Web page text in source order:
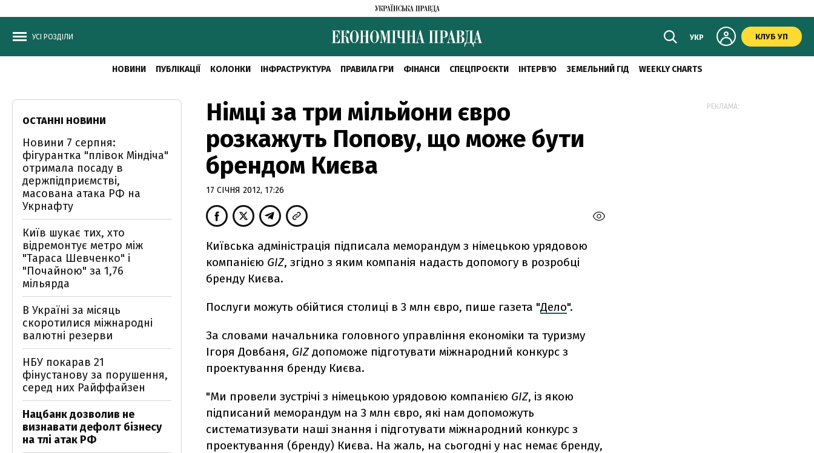
УСІ РОЗДІЛИ УКР КЛУБ УП
НОВИНИ ПУБЛІКАЦІЇ КОЛОНКИ ІНФРАСТРУКТУРА ПРАВИЛА ГРИ ФІНАНСИ СПЕЦПРОЄКТИ ІНТЕРВ'Ю ЗЕМЕЛЬНИЙ ГІД WEEKLY CHARTS
Німці за три мільйони євро
розкажуть Попову, що може бути
брендом Києва
17 СІЧНЯ 2012, 17:26
Київська адміністрація підписала меморандум з німецькою урядовою
компанією GIZ, згідно з яким компанія надасть допомогу в розробці
бренду Києва.
Послуги можуть обійтися столиці в 3 млн євро, пише газета "Дело".
За словами начальника головного управління економіки та туризму
Ігоря Довбаня, GIZдопоможе підготувати міжнародний конкурс з
проектування бренду Києва.
"Ми провели зустрічі з німецькою урядовою компанією GIZ, із якою
підписаний меморандум на 3 млн євро, які нам допоможуть
систематизувати наші знання і підготувати міжнародний конкурс з
проектування (бренду) Києва. На жаль, на сьогодні у нас немає бренду,
ОСТАННІ НОВИНИ
Новини 7 серпня:
фігурантка "плівок Міндіча"
отримала посаду в
держпідприємстві,
масована атака РФ на
Укрнафту
Київ шукає тих, хто
відремонтує метро між
"Тараса Шевченко" і
"Почайною" за 1,76
мільярда
В Україні за місяць
скоротилися міжнародні
валютні резерви
НБУ покарав 21
фінустанову за порушення,
серед них Райффайзен
Нацбанк дозволив не
визнавати дефолт бізнесу
на тлі атак РФ
РЕКЛАМА: